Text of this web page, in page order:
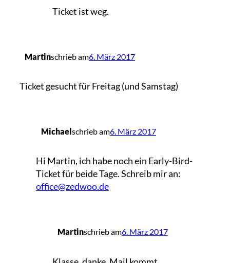
Ticket ist weg.
Martinschrieb am6. März 2017
Ticket gesucht für Freitag (und Samstag)
Michaelschrieb am6. März 2017
Hi Martin, ich habe noch ein Early-Bird-
Ticket für beide Tage. Schreib mir an:
office@zedwoo.de
Martinschrieb am6. März 2017